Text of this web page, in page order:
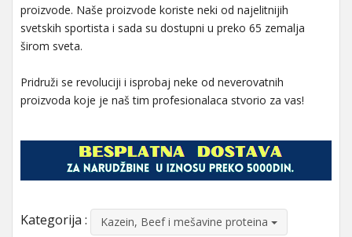
proizvode. Naše proizvode koriste neki od najelitnijih
svetskih sportista i sada su dostupni u preko 65 zemalja
širom sveta.
Pridruži se revoluciji i isprobaj neke od neverovatnih
proizvoda koje je naš tim profesionalaca stvorio za vas!
Kategorija : Kazein, Beef i mešavine proteina